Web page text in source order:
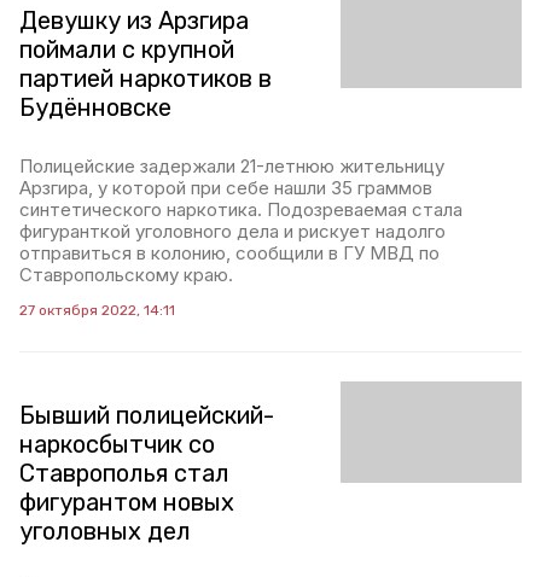
Девушку из Арзгира
поймали с крупной
партией наркотиков в
Будённовске
Полицейские задержали 21-летнюю жительницу
Арзгира, у которой при себе нашли 35 граммов
синтетического наркотика. Подозреваемая стала
фигуранткой уголовного дела и рискует надолго
отправиться в колонию, сообщили в ГУ МВД по
Ставропольскому краю.
27 октября 2022, 14:11
Бывший полицейский-
наркосбытчик со
Ставрополья стал
фигурантом новых
уголовных дел